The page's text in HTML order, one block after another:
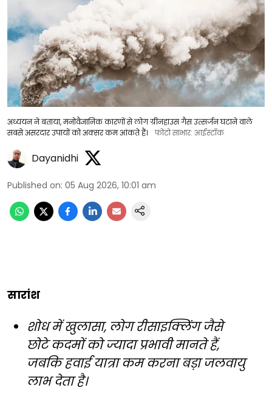
अध्ययन ने बताया, मनोवैज्ञानिक कारणों से लोग ग्रीनहाउस गैस उत्सर्जन घटाने वाले
सबसे असरदार उपायों को अक्सर कम आंकते हैं।
फोटो साभार: आईस्टॉक
Dayanidhi
Published on: 05 Aug 2026, 10:01 am
सारांश
शोध में खुलासा, लोग रीसाइक्लिंग जैसे
छोटे कदमों को ज्यादा प्रभावी मानते हैं,
जबकि हवाई यात्रा कम करना बड़ा जलवायु
लाभ देता है।